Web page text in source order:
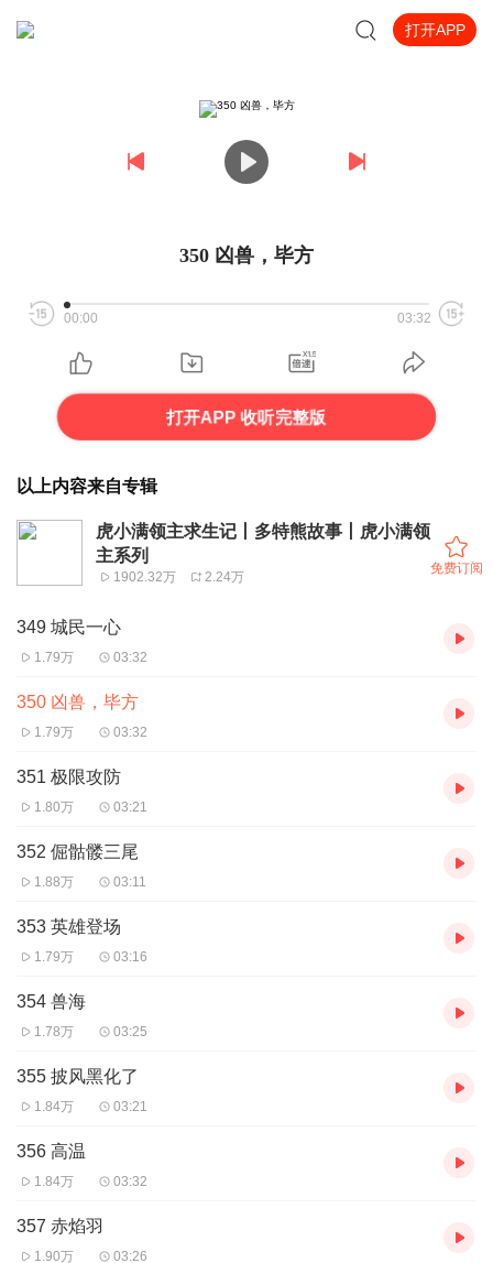
打开APP
350 凶兽，毕方
00:00 03:32
打开APP 收听完整版
以上内容来自专辑
虎小满领主求生记丨多特熊故事丨虎小满领
主系列
1902.32万 2.24万
免费订阅
349 城民一心
1.79万 03:32
350 凶兽，毕方
1.79万 03:32
351 极限攻防
1.80万 03:21
352 倔骷髅三尾
1.88万 03:11
353 英雄登场
1.79万 03:16
354 兽海
1.78万 03:25
355 披风黑化了
1.84万 03:21
356 高温
1.84万 03:32
357 赤焰羽
1.90万 03:26